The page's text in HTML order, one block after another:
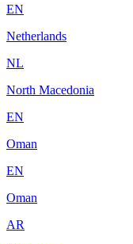
EN
Netherlands
NL
North Macedonia
EN
Oman
EN
Oman
AR